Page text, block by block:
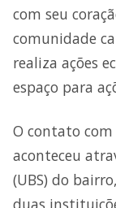
com seu
comunidade
realiza ações
espaço para
O contato com
aconteceu
(UBS) do
duas